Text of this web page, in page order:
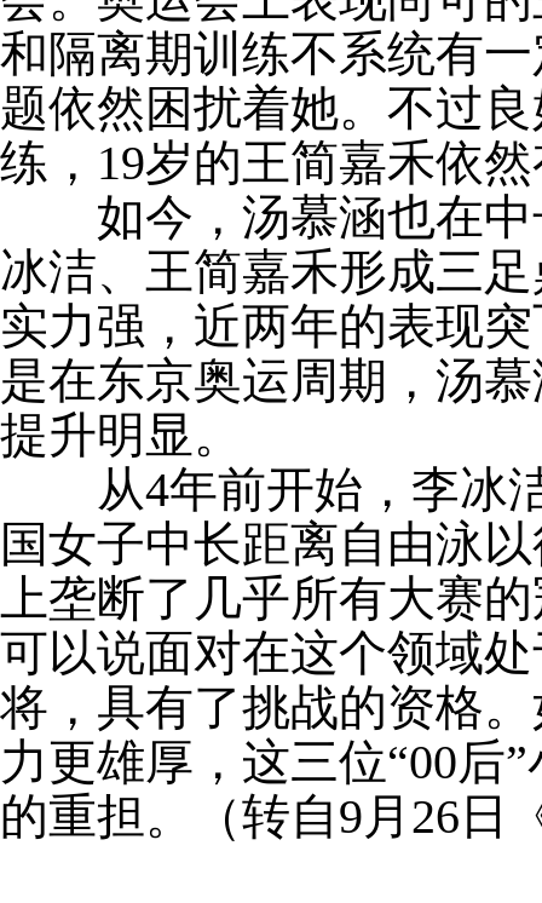
和隔离期训练不系统有
题依然困扰着她。不过
练，19岁的王简嘉禾依
如今，汤慕涵也在中
冰洁、王简嘉禾形成三
实力强，近两年的表现
是在东京奥运周期，汤
提升明显。
从4年前开始，李冰洁
国女子中长距离自由泳
上垄断了几乎所有大赛
可以说面对在这个领域
将，具有了挑战的资格
力更雄厚，这三位“00后
的重担。（转自9月26日